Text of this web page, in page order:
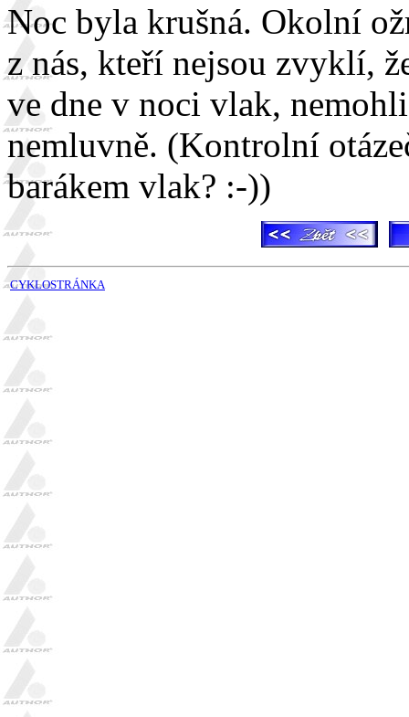
Noc byla krušná. Okolní
z nás, kteří nejsou zvyklí,
ve dne v noci vlak,
nemluvně. (Kontrolní
barákem vlak? :-))
CYKLOSTRÁNKA